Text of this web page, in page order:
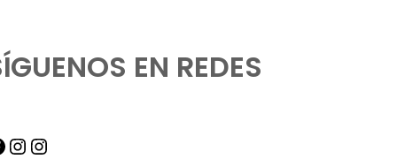
EN REDES
Instagram
Instagram